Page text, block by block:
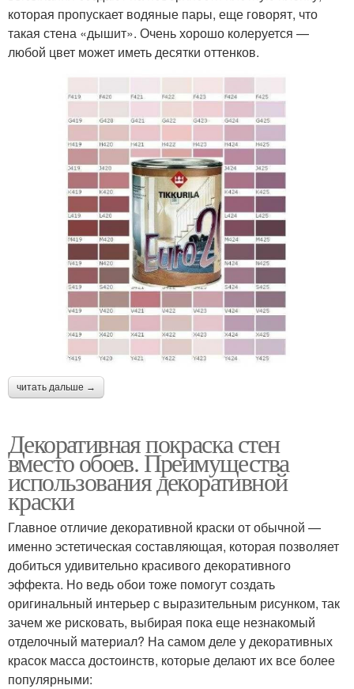
которая пропускает водяные пары, еще говорят, что
такая стена «дышит». Очень хорошо колеруется —
любой цвет может иметь десятки оттенков.
читать дальше →
Декоративная покраска стен
вместо обоев. Преимущества
использования декоративной
краски
Главное отличие декоративной краски от обычной —
именно эстетическая составляющая, которая позволяет
добиться удивительно красивого декоративного
эффекта. Но ведь обои тоже помогут создать
оригинальный интерьер с выразительным рисунком, так
зачем же рисковать, выбирая пока еще незнакомый
отделочный материал? На самом деле у декоративных
красок масса достоинств, которые делают их все более
популярными: